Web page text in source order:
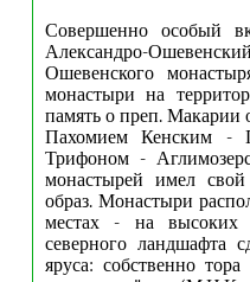
Совершенно особый
Александро-
Ошевенского
монастыри на
память о преп. Макарии
Пахомием Кенским -
Трифоном -
монастырей имел
образ. Монастыри
местах - на высоких
северного ландшафта
яруса: собственно